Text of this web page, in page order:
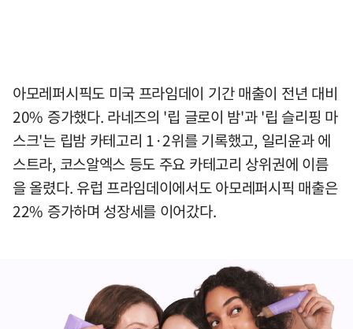
아모레퍼시픽도 미국 프라임데이 기간 매출이 전년 대비
20% 증가했다. 라네즈의 '립 글로이 밤'과 '립 슬리핑 마
스크'는 립밤 카테고리 1·2위를 기록했고, 일리윤과 에
스트라, 코스알엑스 등도 주요 카테고리 상위권에 이름
을 올렸다. 유럽 프라임데이에서도 아모레퍼시픽 매출은
22% 증가하며 성장세를 이어갔다.